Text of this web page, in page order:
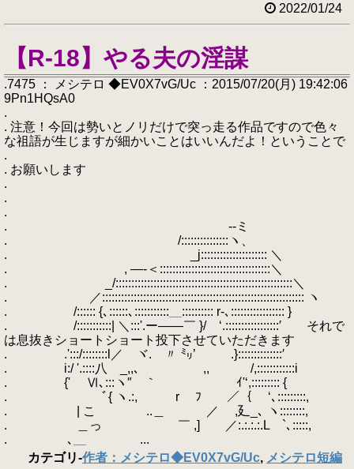
2022/01/24
【R-18】やる夫の淫謀
.7475 ： メシテロ ◆EV0X7vG/Uc ：2015/07/20(月) 19:42:06
9Pn1HQsA0
.
. 注意！今回は勢いとノリだけで突っ走る作品ですので色々
な祖語が生じますが細かいことはいいんだよ！ということで
.
. お願いします
.
.
.
. --ミ
. /:::::::::::::::ヽ、
. _j::::::::::::::::::::: ＼
. , ―-＜:::::::::::::::::::::::::::::::::::＼
. _/::::::::::::::::::::::::::::::::::::::::::::::::::::::::＼
. ／:::::::::::::::::::::::::::::::::::::::::::::::::::::::::::::::: ヽ
. /:::::: {､::::::､:::::::::::＿:::::::::: r-､::::::::::::::::: }
. /:::::::::::| ＼:::'.ー――￣ }/ ‘.:::::::::::::::::′ それで
は息抜きショートショート投下させていただきます
. .':::/::::::::l／ ヾ. 〃 ㍉’ .}::::::::::::::′
. i:/ '.::::八 _,,､ ,, /,::::::::::::i
. {' Ⅵ､:::ヽ″ ｀ ｲ'‘,::::::::: {
. ﾞ{ ヽ.:, r ﾌ ／｛ ‘､:::::::::,
. | こ ゝ..＿ ／ ,廴_､ ヽ::::::::,
. ＿っ ￣ ,] ／:.:.:.:.L `､:::::,
. ､＿ ...
カテゴリ-作者：メシテロ◆EV0X7vG/Uc, メシテロ短編